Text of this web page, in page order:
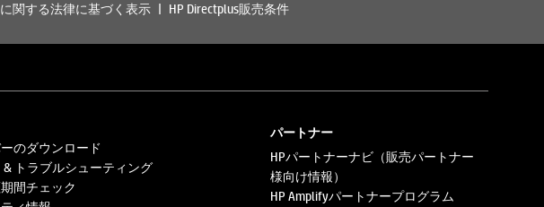
関する法律に基づく表示 HP Directplus販売条件
のダウンロード
& トラブルシューティング
間チェック
パートナー
HPパートナーナビ（販売パートナー
様向け情報）
HP Amplifyパートナープログラム